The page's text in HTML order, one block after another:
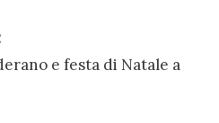
e festa di Natale a